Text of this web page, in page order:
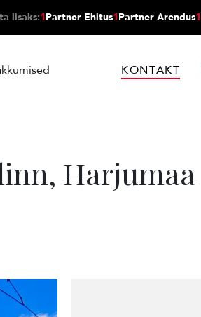
lisaks:1Partner Ehitus1Partner Arendus1
KONTAKT
Harjumaa